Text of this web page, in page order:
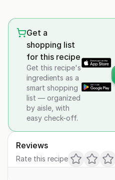
Get a
shopping list
for this recipe
Get this recipe's
ingredients as a
smart shopping
list — organized
by aisle, with
easy check-off.
Reviews
Rate this recipe